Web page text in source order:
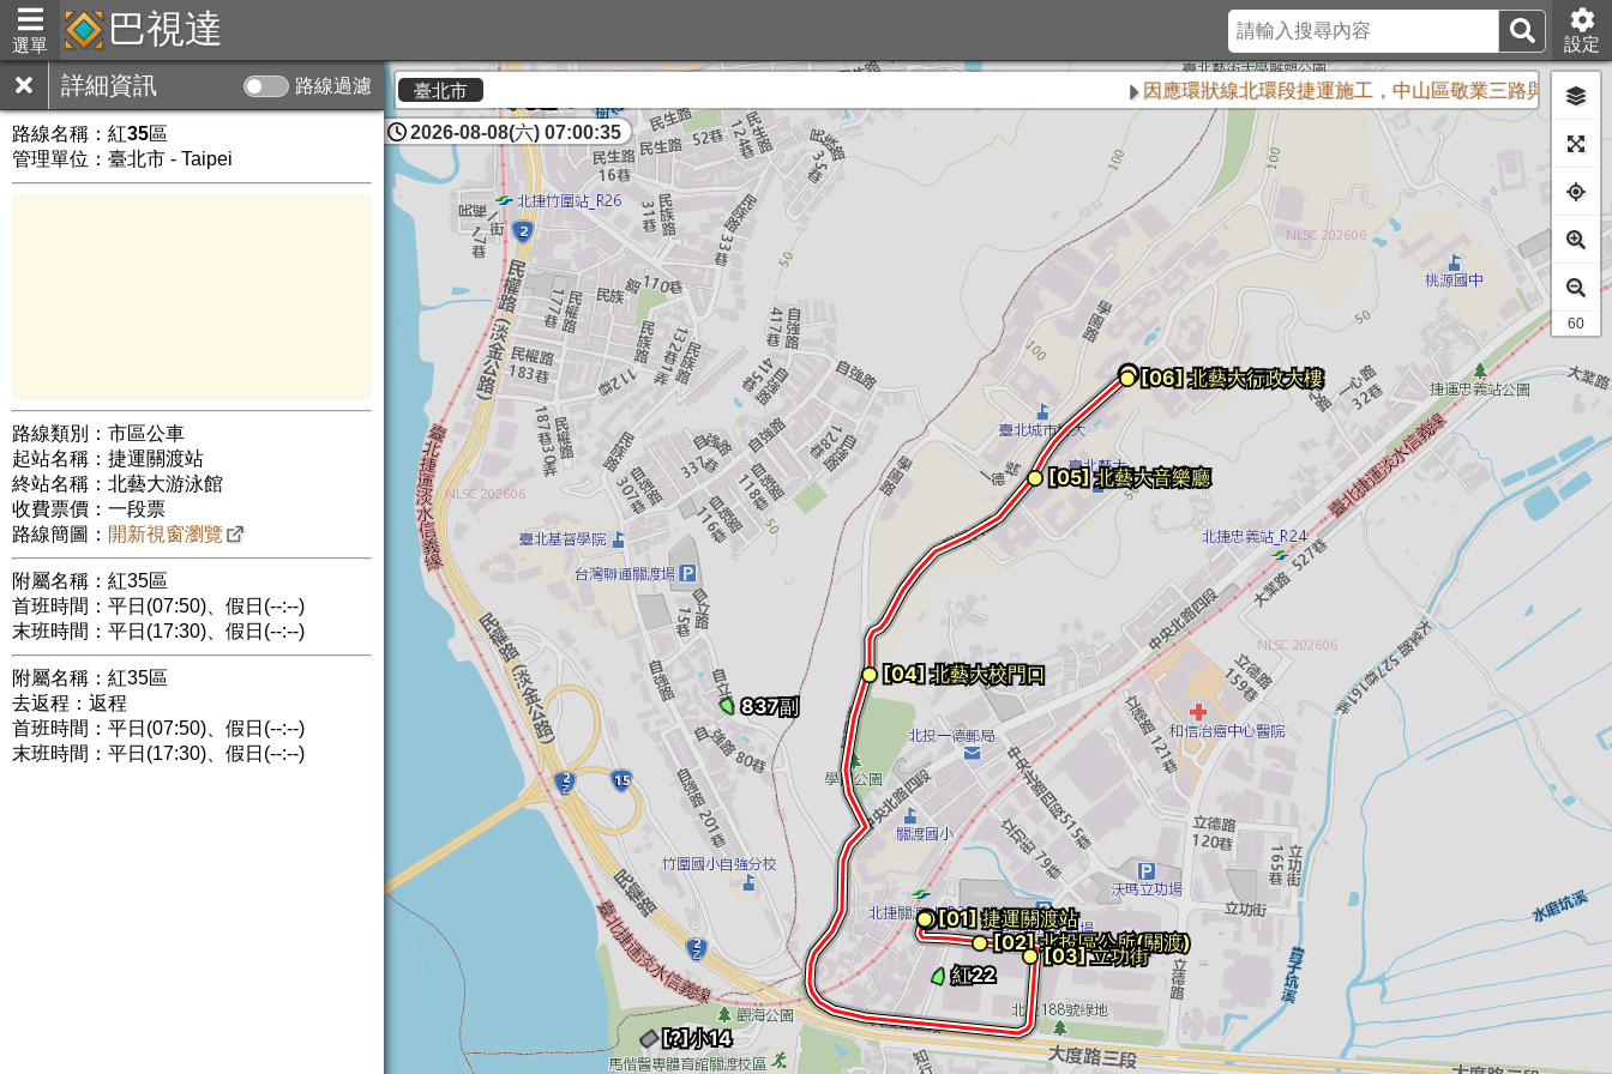
選單 巴視達 設定
詳細資訊 路線過濾
路線名稱： 紅35區
管理單位：臺北市 - Taipei
路線類別：市區公車
起站名稱：捷運關渡站
終站名稱：北藝大游泳館
收費票價：一段票
路線簡圖： 開新視窗瀏覽
附屬名稱：紅35區
首班時間：平日(07:50)、假日(--:--)
末班時間：平日(17:30)、假日(--:--)
附屬名稱：紅35區
去返程：返程
首班時間：平日(07:50)、假日(--:--)
末班時間：平日(17:30)、假日(--:--)
臺北市 因應環狀線北環段捷運施工，中山區敬業三路與樂群三路
2026-08-08(六) 07:00:36
50